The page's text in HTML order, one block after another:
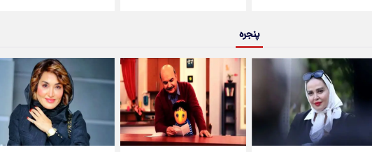
پنجره